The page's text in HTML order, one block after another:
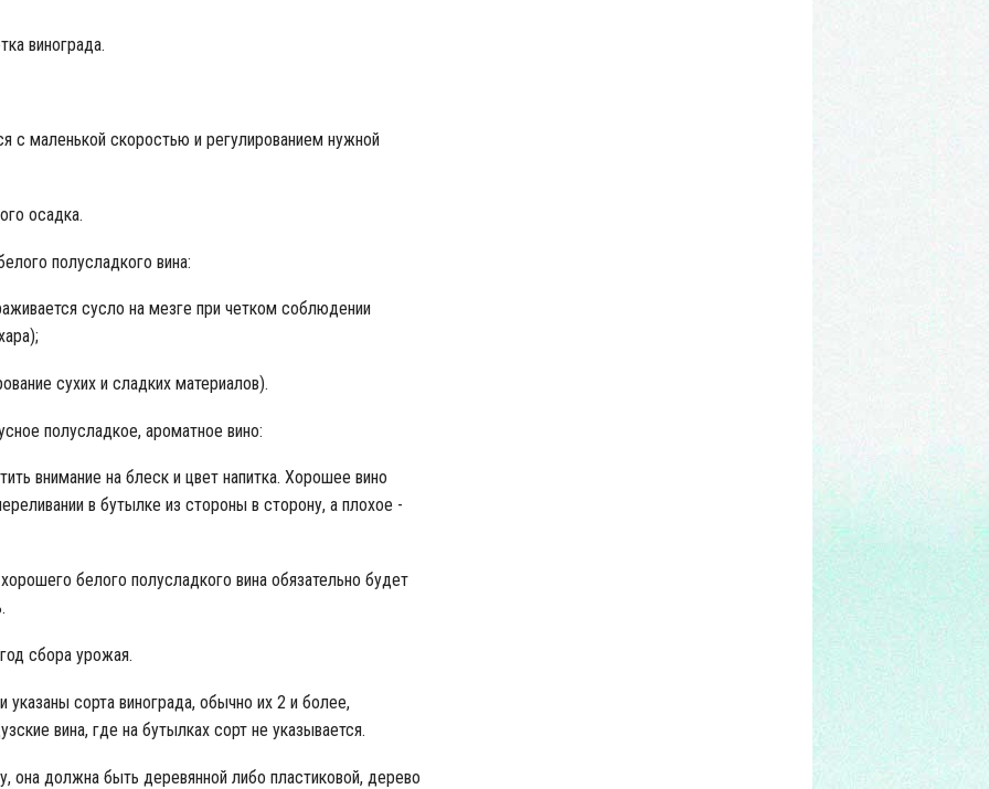
винограда.
с маленькой скоростью и регулированием нужной
осадка.
полусладкого вина:
сусло на мезге при четком соблюдении
сухих и сладких материалов).
полусладкое, ароматное вино:
внимание на блеск и цвет напитка. Хорошее вино
в бутылке из стороны в сторону, а плохое -
белого полусладкого вина обязательно будет
сбора урожая.
сорта винограда, обычно их 2 и более,
вина, где на бутылках сорт не указывается.
она должна быть деревянной либо пластиковой, дерево